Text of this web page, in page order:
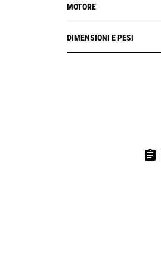
MOTORE
DIMENSIONI E PESI
assignment